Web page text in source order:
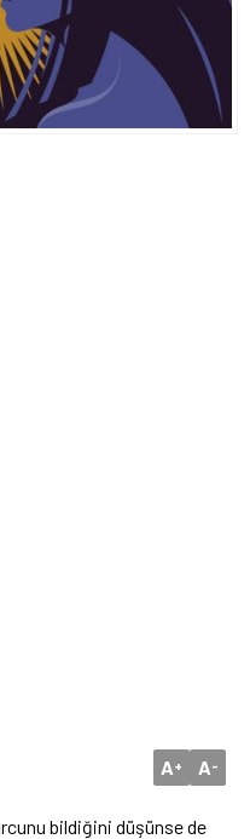
Alanları
A+ A-
bildiğini düşünse de